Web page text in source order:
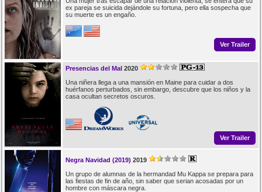
ex pareja se suicida dejándole su fortuna, pero ella sospecha que
su muerte es un engaño.
Ver Trailer
Presencias del Mal 2020
Una niñera llega a una mansión en Maine para cuidar a dos
huérfanos perturbados, sin embargo, descubre que los niños y la
casa ocultan secretos oscuros.
Ver Trailer
Negra Navidad (2019) 2019
Un grupo de alumnas de la hermandad Mu Kappa se prepara para
las fiestas de fin de año, sin saber que serian acosadas por un
hombre con máscara negra.